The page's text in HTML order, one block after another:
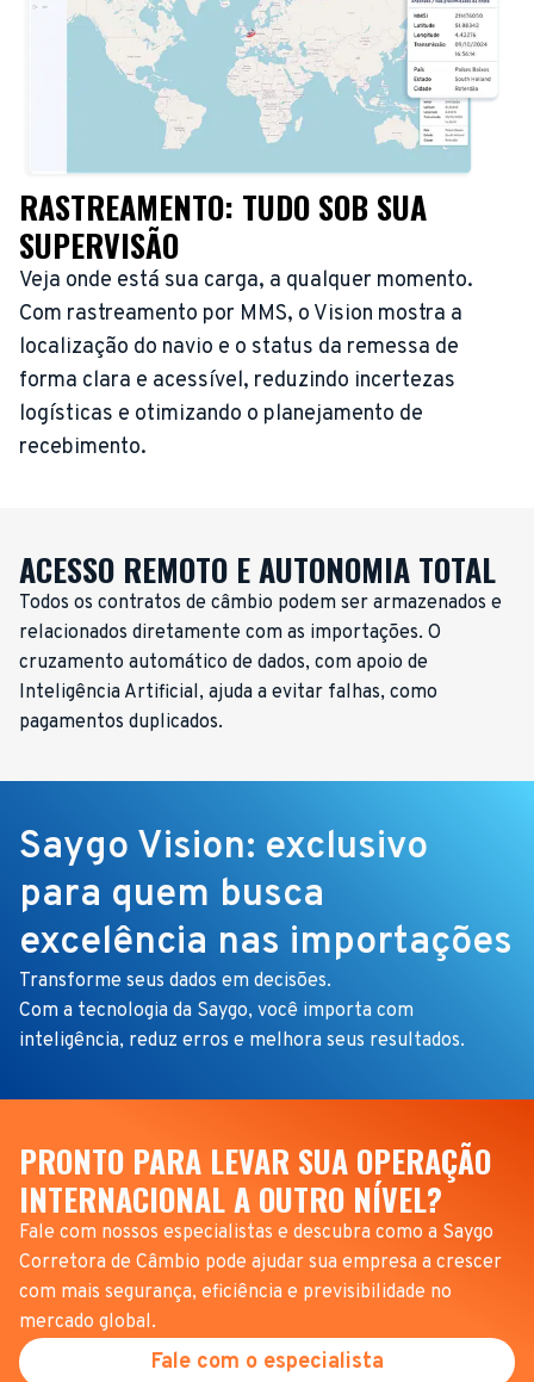
RASTREAMENTO: TUDO SOB SUA
SUPERVISÃO
Veja onde está sua carga, a qualquer momento.
Com rastreamento por MMS, o Vision mostra a
localização do navio e o status da remessa de
forma clara e acessível, reduzindo incertezas
logísticas e otimizando o planejamento de
recebimento.
ACESSO REMOTO E AUTONOMIA TOTAL
Todos os contratos de câmbio podem ser armazenados e
relacionados diretamente com as importações. O
cruzamento automático de dados, com apoio de
Inteligência Artificial, ajuda a evitar falhas, como
pagamentos duplicados.
Saygo Vision: exclusivo
para quem busca
excelência nas importações
Transforme seus dados em decisões.
Com a tecnologia da Saygo, você importa com
inteligência, reduz erros e melhora seus resultados.
PRONTO PARA LEVAR SUA OPERAÇÃO
INTERNACIONAL A OUTRO NÍVEL?
Fale com nossos especialistas e descubra como a Saygo
Corretora de Câmbio pode ajudar sua empresa a crescer
com mais segurança, eficiência e previsibilidade no
mercado global.
Fale com o especialista